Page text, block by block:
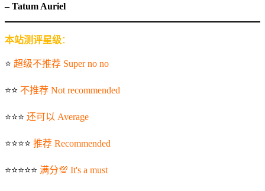
– Tatum Auriel
本站测评星级：
⭐️ 超级不推荐 Super no no
⭐️⭐️ 不推荐 Not recommended
⭐️⭐️⭐️ 还可以 Average
⭐️⭐️⭐️⭐️ 推荐 Recommended
⭐️⭐️⭐️⭐️⭐️ 满分💯 It's a must